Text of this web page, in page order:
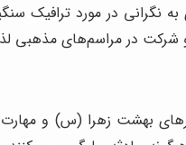
به نگرانی در مورد ترافیک
شرکت در مراسم‌های مذهبی
بهشت زهرا (س) و